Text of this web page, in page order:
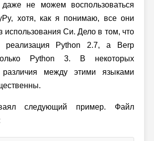
не можем воспользоваться
хотя, как я понимаю, все они
использования Си. Дело в том, что
реализация Python 2.7, а Berp
Python 3. В некоторых
различия между этими языками
следующий пример. Файл